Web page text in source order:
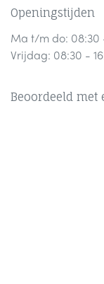
Openingstijden
Ma t/m do: 08:30 -
Vrijdag: 08:30 -
Beoordeeld met